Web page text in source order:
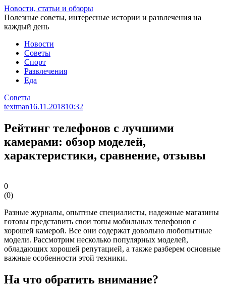
Перейти
к
статье
Новости, статьи и обзоры
Полезные советы, интересные истории и развлечения на
каждый день
Новости
Советы
Спорт
Развлечения
Еда
Советы
textman16.11.201810:32
Рейтинг телефонов с лучшими
камерами: обзор моделей,
характеристики, сравнение, отзывы
0
(0)
Разные журналы, опытные специалисты, надежные магазины
готовы представить свои топы мобильных телефонов с
хорошей камерой. Все они содержат довольно любопытные
модели. Рассмотрим несколько популярных моделей,
обладающих хорошей репутацией, а также разберем основные
важные особенности этой техники.
На что обратить внимание?